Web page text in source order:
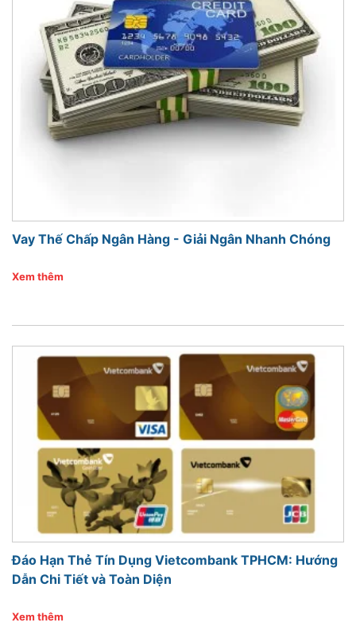
Vay Thế Chấp Ngân Hàng - Giải Ngân Nhanh Chóng
Xem thêm
Đáo Hạn Thẻ Tín Dụng Vietcombank TPHCM: Hướng
Dẫn Chi Tiết và Toàn Diện
Xem thêm